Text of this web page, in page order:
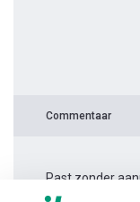
Commentaar
Past zonder